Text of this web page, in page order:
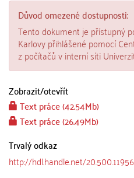
Důvod omezené dostupnosti:
Tento dokument je přístupný
Karlovy přihlášené pomocí
z počítačů v interní síti
Zobrazit/otevřít
Text práce (42.54Mb)
Text práce (26.49Mb)
Trvalý odkaz
http://hdl.handle.net/